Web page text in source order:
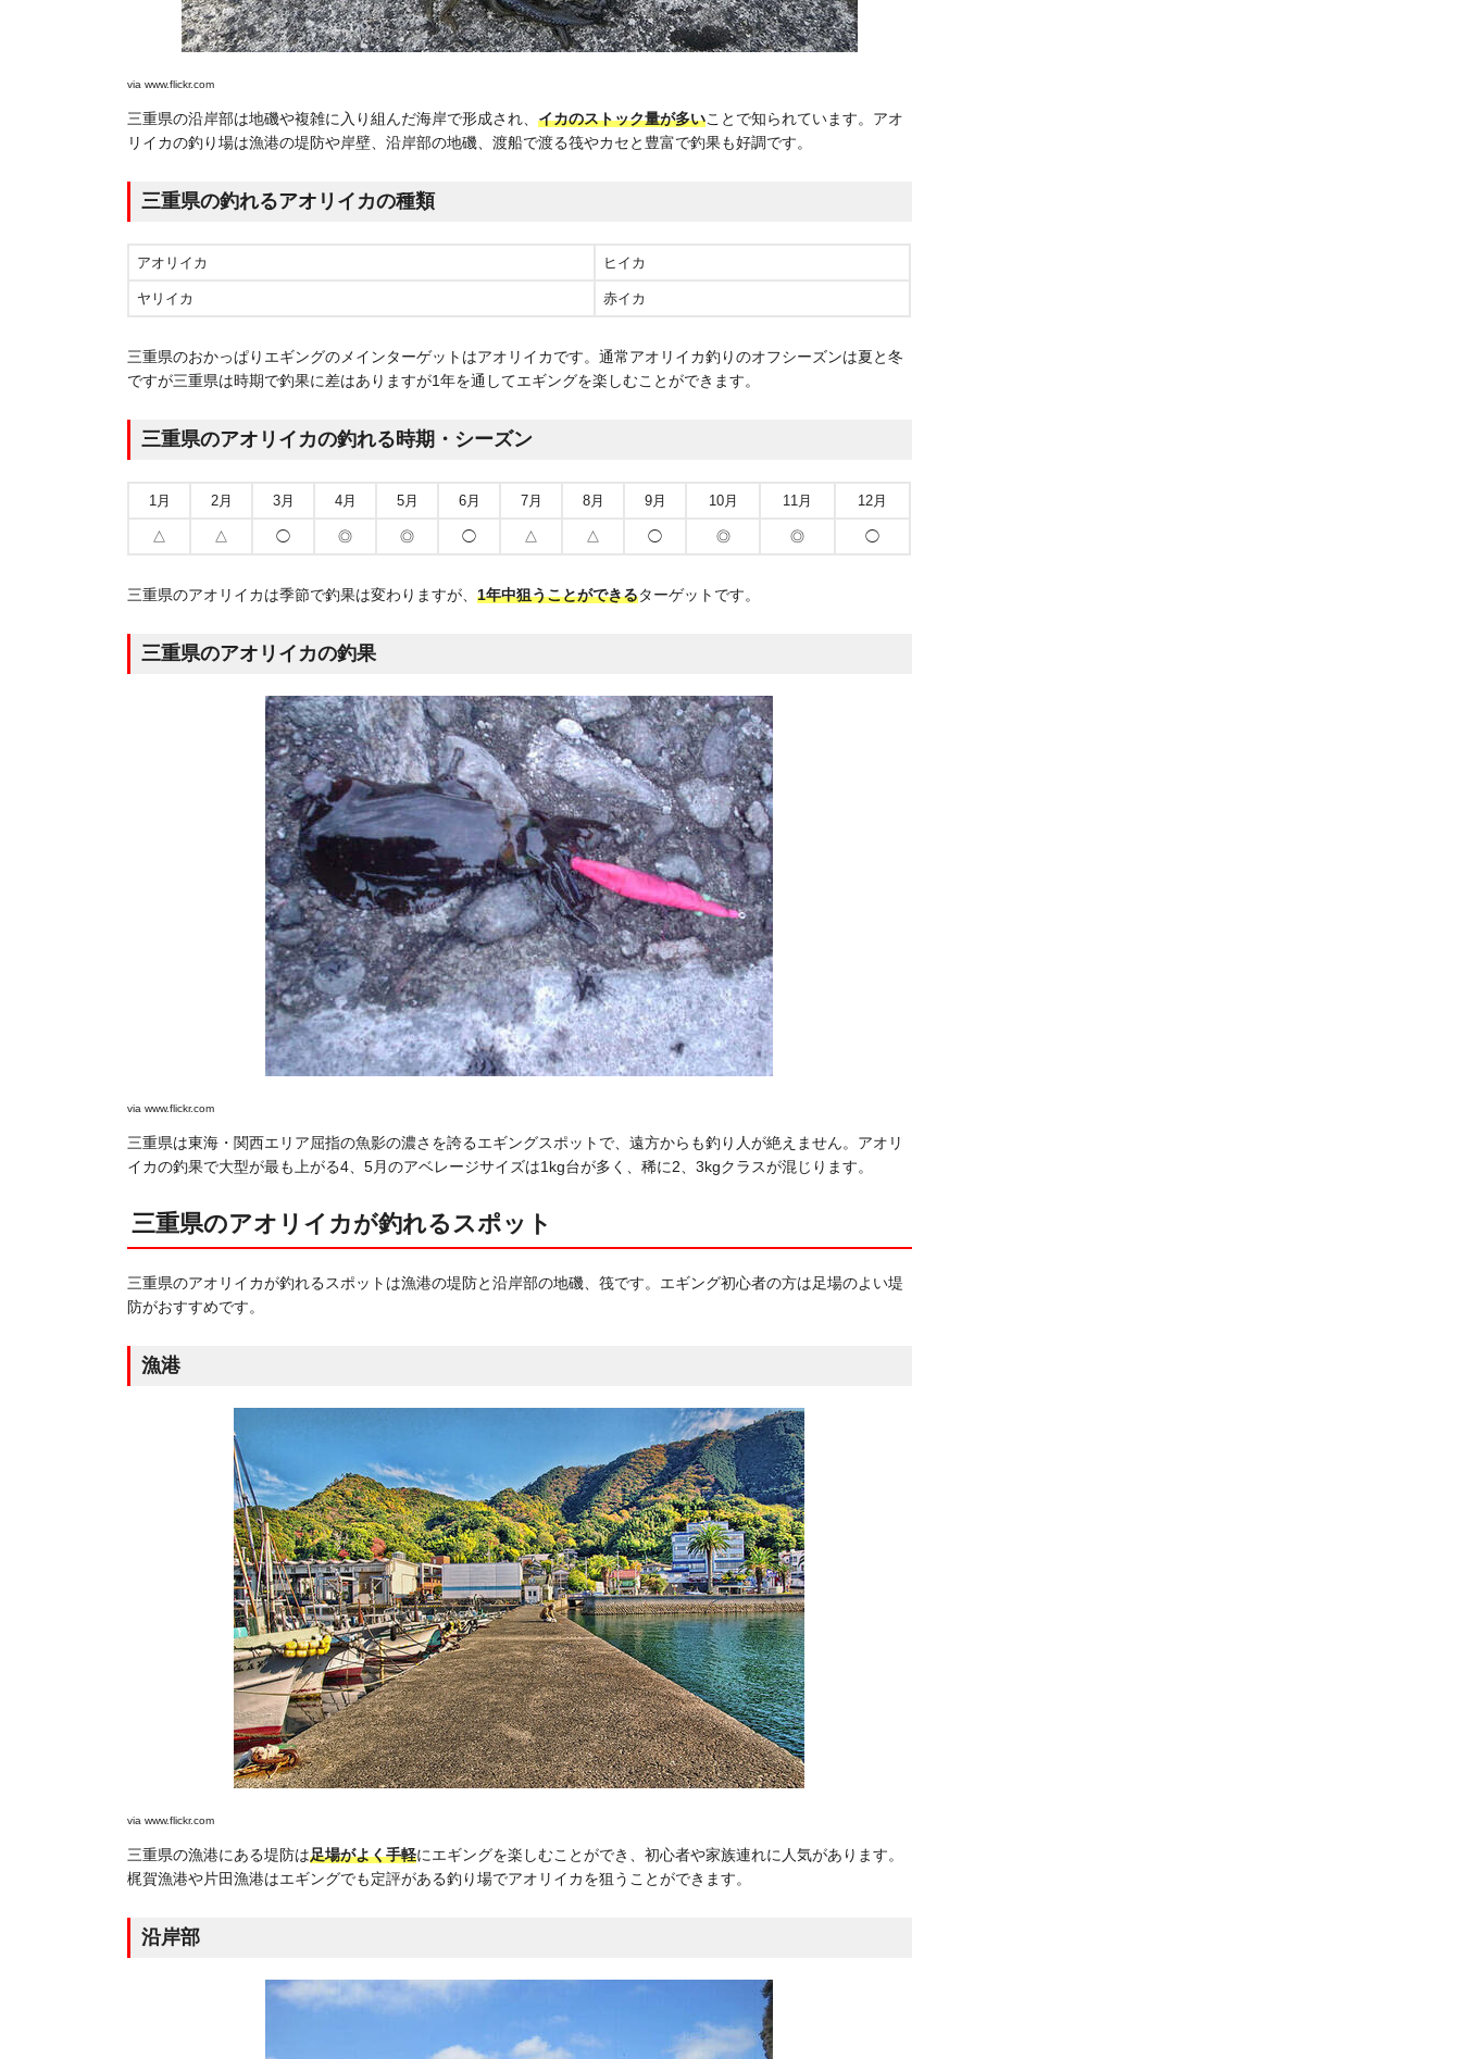
via www.flickr.com
三重県の沿岸部は地磯や複雑に入り組んだ海岸で形成され、 イカのストック量が多いことで知られています。アオ
リイカの釣り場は漁港の堤防や岸壁、沿岸部の地磯、渡船で渡る筏やカセと豊富で釣果も好調です。
三重県の釣れるアオリイカの種類
アオリイカ ヒイカ
ヤリイカ 赤イカ
三重県のおかっぱりエギングのメインターゲットはアオリイカです。通常アオリイカ釣りのオフシーズンは夏と冬
ですが三重県は時期で釣果に差はありますが1年を通してエギングを楽しむことができます。
三重県のアオリイカの釣れる時期・シーズン
1月 2月 3月 4月 5月 6月 7月 8月 9月 10月 11月 12月
△ △ ◯ ◎ ◎ ◯ △ △ ◯ ◎ ◎ ◯
三重県のアオリイカは季節で釣果は変わりますが、 1年中狙うことができるターゲットです。
三重県のアオリイカの釣果
via www.flickr.com
三重県は東海・関西エリア屈指の魚影の濃さを誇るエギングスポットで、遠方からも釣り人が絶えません。アオリ
イカの釣果で大型が最も上がる4、5月のアベレージサイズは1kg台が多く、稀に2、3kgクラスが混じります。
三重県のアオリイカが釣れるスポット
三重県のアオリイカが釣れるスポットは漁港の堤防と沿岸部の地磯、筏です。エギング初心者の方は足場のよい堤
防がおすすめです。
漁港
via www.flickr.com
三重県の漁港にある堤防は足場がよく手軽にエギングを楽しむことができ、初心者や家族連れに人気があります。
梶賀漁港や片田漁港はエギングでも定評がある釣り場でアオリイカを狙うことができます。
沿岸部